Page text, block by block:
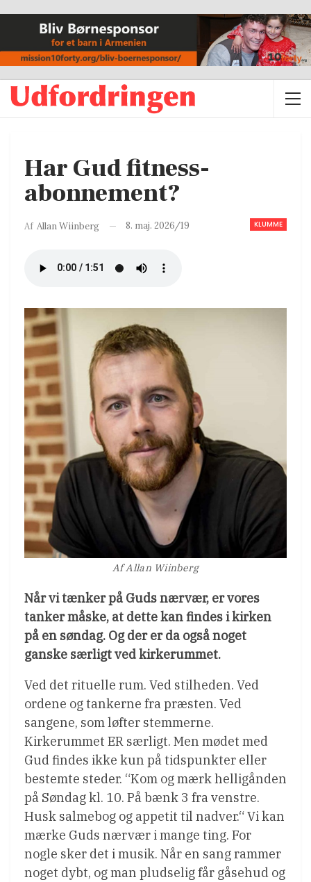
Har Gud fitness-
abonnement?
KLUMME
Af Allan Wiinberg 8. maj. 2026/19
Af Allan Wiinberg
Når vi tænker på Guds nærvær, er vores
tanker måske, at dette kan findes i kirken
på en søndag. Og der er da også noget
ganske særligt ved kirkerummet.
Ved det rituelle rum. Ved stilheden. Ved
ordene og tankerne fra præsten. Ved
sangene, som løfter stemmerne.
Kirkerummet ER særligt. Men mødet med
Gud findes ikke kun på tidspunkter eller
bestemte steder. “Kom og mærk helligånden
på Søndag kl. 10. På bænk 3 fra venstre.
Husk salmebog og appetit til nadver.“ Vi kan
mærke Guds nærvær i mange ting. For
nogle sker det i musik. Når en sang rammer
noget dybt, og man pludselig får gåsehud og